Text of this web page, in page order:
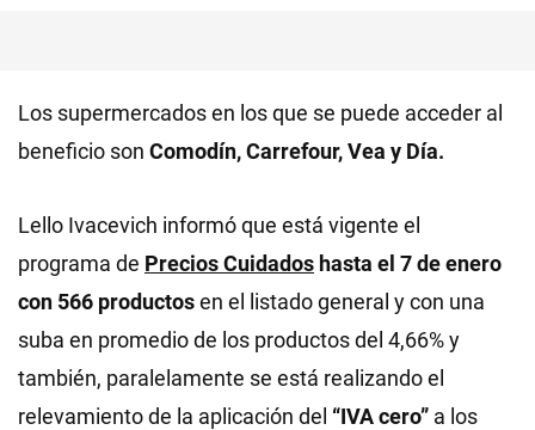
Los supermercados en los que se puede acceder al
beneficio son Comodín, Carrefour, Vea y Día.
Lello Ivacevich informó que está vigente el
programa de Precios Cuidados hasta el 7 de enero
con 566 productosen el listado general y con una
suba en promedio de los productos del 4,66% y
también, paralelamente se está realizando el
relevamiento de la aplicación del “IVA cero” a los